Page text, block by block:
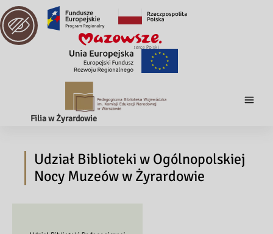
Filia w Żyrardowie
Udział Biblioteki w Ogólnopolskiej
Nocy Muzeów w Żyrardowie